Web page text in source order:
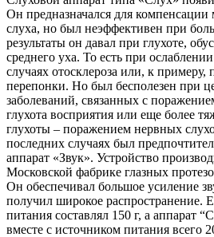
Он предназначался для
слуха, но был неэффективен при
результаты он давал при глухоте,
среднего уха. То есть при
случаях отосклероза или, к
перепонки. Но был бесполезен при
заболеваний, связанных с
глухота восприятия или еще более
глухоты – поражением нервных
последних случаях был
аппарат «Звук». Устройство
Московской фабрике глазных
Он обеспечивал большое усиление
получил широкое распространение.
питания составлял 150 г, а аппарат
вместе с источником питания всего